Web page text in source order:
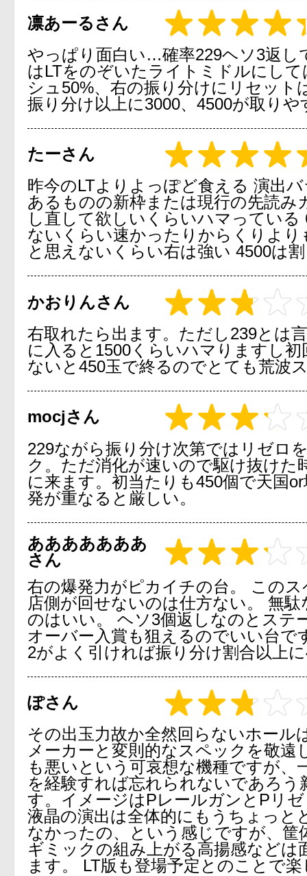
凛あーるさん
やっぱり面白い…確率229ヘソ3返し
はLTをのぞいたライトミドルにし
シュ50%、右の振り分けにリセット
振り分け以上に3000、4500が取りや
たーさん
昨今のLTよりよっぽど食える 演出
あるものの新枠または現行の先読み
し直して欲しいくらいハマっている
ないくらい速かったりからくりより
と思えないくらい右は強い 4500は
かおりんさん
右取れたら出ます。ただし239とは
に入ると1500くらいハマりますし初
ないと450玉で終るのでとても荒波
mocjさん
229ながら振り分け次第ではリゼロ
ク。ただ消化が速いので駆け抜けた
に来ます。初当たりも450個で天国
発が重なると厳しい。
あああああああ
さん
右の爆発力がピカイチの台。 この
店側が回せないのは仕方ない。 無
のはいい。 ヘソ3個返しなのとステ
オーバー入賞も狙えるのでいい台で
2がよく引ければ振り分け割合以上
ぽさん
その出玉力故か全然回らないホール
メーカーと変則的なスペックを敬遠
も悪いという可哀想な機種ですが、
を経験すれば忘れられないであろう
す。イメージはPレールガンとPリ
液晶の演出は全体的にもうちょっと
なかったの、という感じですが、筐
ギミックの組み上がる高揚感などは
ます。 LT版も登場予定とのことで